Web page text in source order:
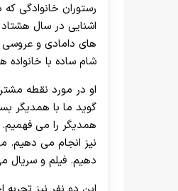
رستوران خانوادگی
اشنایی در سال
های دامادی و عروسی
شام ساده با
او در مورد نقطه
گوید ما با همدیگر
همدیگر را می
نیز انجام می دهیم.
دهیم. فیلم و سریال